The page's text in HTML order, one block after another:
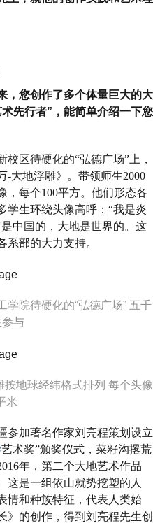
，您创作了多个体量巨大的大
先行者”，能简单介绍一下您
区待硬化的“弘德广场”上，
-大地浮雕》。带领师生2000
，每个100平方。他们形态各
学生环绕头像高呼：“我是炎
中国的，大地是世界的。这
部的大力支持。
学院待硬化的“弘德广场” 五千
与
按地球经纬格式排列 每个头像
米
参加著名作家刘亮程策划设立
艺术奖”颁奖仪式，菜籽沟撂荒
年，第二个大地艺术作品
这是一组依山就势挖塑的人
情和种族特征，代表人类始
》的创作，得到刘亮程先生创